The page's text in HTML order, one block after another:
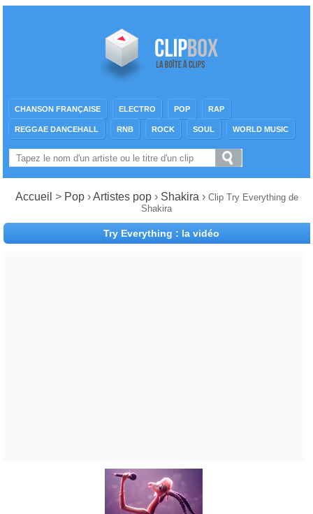
CHANSON FRANÇAISE ELECTRO POP RAP
REGGAE DANCEHALL RNB ROCK SOUL WORLD MUSIC
Accueil > Pop ›Artistes pop› Shakira › Clip Try Everything de
Shakira
Try Everything : la vidéo